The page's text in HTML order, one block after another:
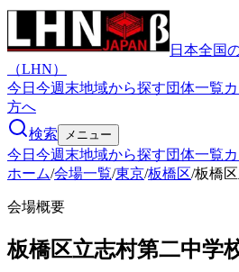
日本全国
（LHN）
今日 今週末地域から探す団体一覧
方へ
検索
メニュー
今日 今週末地域から探す団体一覧
ホーム/会場一覧/東京/板橋区/板橋
会場概要
板橋区立志村第二中学